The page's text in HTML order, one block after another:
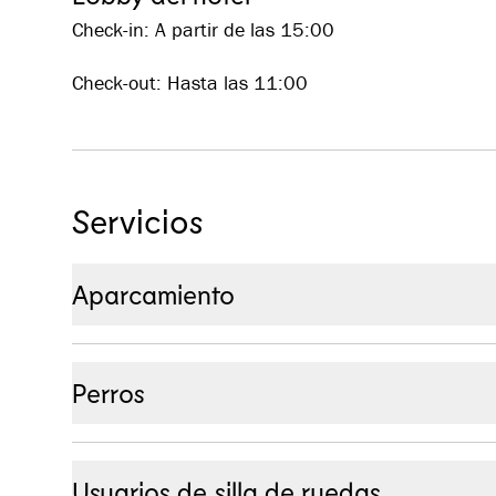
Check-in: A partir de las 15:00
Check-out: Hasta las 11:00
Servicios
Aparcamiento
público cercano, gratuito a partir del 2021.
Coches eléctricos:Estaciones de carga para
Perros